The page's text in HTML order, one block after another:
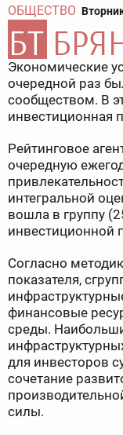
ОБЩЕСТВО
Экономические
очередной раз
сообществом. В
инвестиционная
Рейтинговое
очередную
интегральной
вошла в группу
инвестиционной
Согласно
показателя,
финансовые
среды.
для инвесторов
сочетание
силы.